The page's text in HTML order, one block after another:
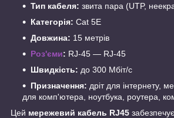
Тип кабеля: звита пара (UTP,
Категорія: Cat 5E
Довжина: 15 метрів
Роз'єми: RJ-45 — RJ-45
Швидкість: до 300 Мбіт/с
Призначення: дріт для інтернету,
для комп'ютера, ноутбука, роутера,
Цей мережевий кабель RJ45